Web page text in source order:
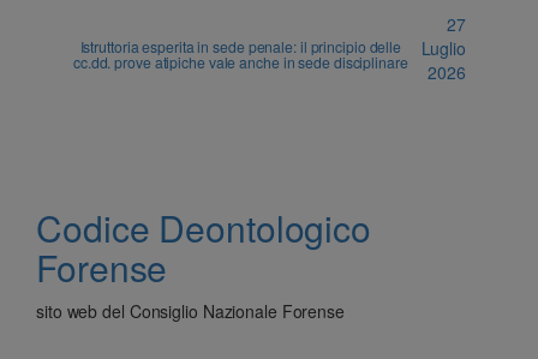
Istruttoria esperita in sede penale: il principio delle
cc.dd. prove atipiche vale anche in sede disciplinare
27
Luglio
2026
Codice Deontologico
Forense
sito web del Consiglio Nazionale Forense